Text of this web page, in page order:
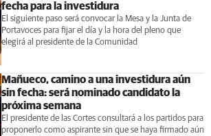
fecha para la investidura
El siguiente paso será convocar la Mesa y la Junta de
Portavoces para fijar el día y la hora del pleno que
elegirá al presidente de la Comunidad
Mañueco, camino a una investidura aún
sin fecha: será nominado candidato la
próxima semana
El presidente de las Cortes consultará a los partidos para
proponerlo como aspirante sin que se haya firmado aún